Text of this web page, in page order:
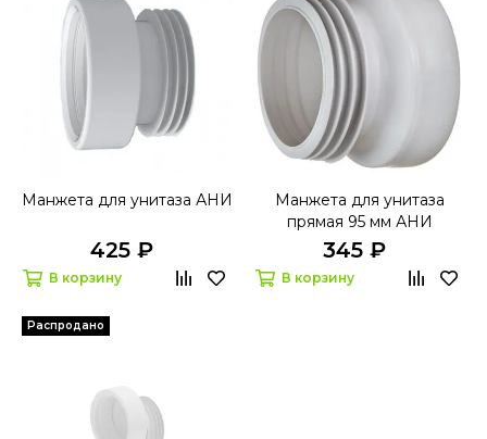
Манжета для унитаза АНИ
425 ₽
В корзину
Манжета для унитаза
прямая 95 мм АНИ
345 ₽
В корзину
Распродано